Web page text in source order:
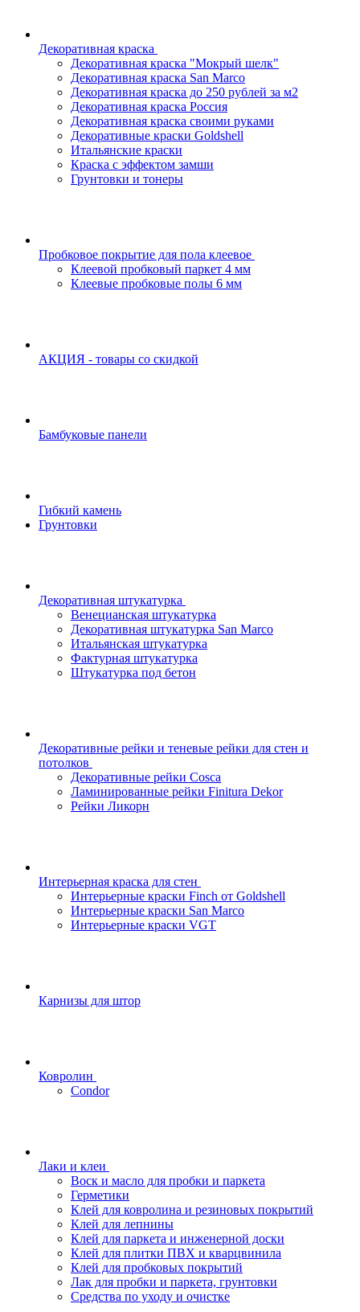
Декоративная краска
Декоративная краска "Мокрый шелк"
Декоративная краска San Marco
Декоративная краска до 250 рублей за м2
Декоративная краска Россия
Декоративная краска своими руками
Декоративные краски Goldshell
Итальянские краски
Краска с эффектом замши
Грунтовки и тонеры
Пробковое покрытие для пола клеевое
Клеевой пробковый паркет 4 мм
Клеевые пробковые полы 6 мм
АКЦИЯ - товары со скидкой
Бамбуковые панели
Гибкий камень
Грунтовки
Декоративная штукатурка
Венецианская штукатурка
Декоративная штукатурка San Marco
Итальянская штукатурка
Фактурная штукатурка
Штукатурка под бетон
Декоративные рейки и теневые рейки для стен и
потолков
Декоративные рейки Cosca
Ламинированные рейки Finitura Dekor
Рейки Ликорн
Интерьерная краска для стен
Интерьерные краски Finch от Goldshell
Интерьерные краски San Marco
Интерьерные краски VGT
Карнизы для штор
Ковролин
Condor
Лаки и клеи
Воск и масло для пробки и паркета
Герметики
Клей для ковролина и резиновых покрытий
Клей для лепнины
Клей для паркета и инженерной доски
Клей для плитки ПВХ и кварцвинила
Клей для пробковых покрытий
Лак для пробки и паркета, грунтовки
Средства по уходу и очистке